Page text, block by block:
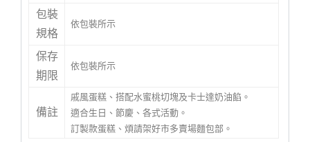
包裝
規格
依包裝所示
保存
期限
依包裝所示
備註
戚風蛋糕、搭配水蜜桃切塊及卡士達奶油餡。
適合生日、節慶、各式活動。
訂製款蛋糕、煩請架好市多賣場麵包部。